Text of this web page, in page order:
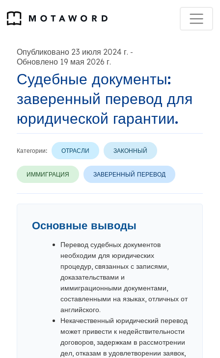
Опубликовано 23 июля 2024 г. -
Обновлено 19 мая 2026 г.
Судебные документы:
заверенный перевод для
юридической гарантии.
Категории: ОТРАСЛИ ЗАКОННЫЙ
ИММИГРАЦИЯ ЗАВЕРЕННЫЙ ПЕРЕВОД
Основные выводы
Перевод судебных документов
необходим для юридических
процедур, связанных с записями,
доказательствами и
иммиграционными документами,
составленными на языках, отличных от
английского.
Некачественный юридический перевод
может привести к недействительности
договоров, задержкам в рассмотрении
дел, отказам в удовлетворении заявок,